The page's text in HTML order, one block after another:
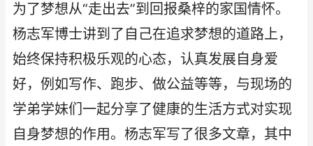
为了梦想从“走出去”到回报桑梓的家国情怀。
杨志军博士讲到了自己在追求梦想的道路上，
始终保持积极乐观的心态，认真发展自身爱
好，例如写作、跑步、做公益等等，与现场的
学弟学妹们一起分享了健康的生活方式对实现
自身梦想的作用。杨志军写了很多文章，其中